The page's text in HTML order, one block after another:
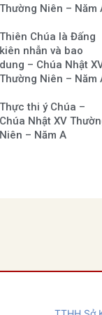
Thường Niên – Năm
Thiên Chúa là Đấng
kiên nhẫn và bao
dung – Chúa Nhật
Thường Niên – Năm
Thực thi ý Chúa –
Chúa Nhật XV
Niên – Năm A